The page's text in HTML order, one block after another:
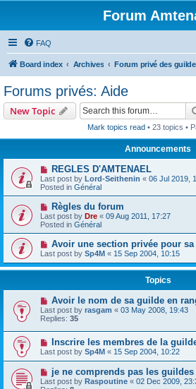
Forum
FAQ
Board index Archives Forum privé des
Forums privés: Aide
New Topic
Mark topics read• 23 topics •
Announcements
REGLES D'AMTENAEL
Last post by Lord-Seithenin « 06 Jul 2019,
Posted in Général
Règles du forum
Last post by Dre « 09 Aug 2011, 17:27
Posted in Général
Avoir une section privée pour
Last post by Sp4M « 15 Sep 2004, 10:15
Topics
Avoir le nom de sa guilde en
Last post by rasgam « 03 May 2008, 19:43
Replies: 35
Inscrire les membres de la
Last post by Sp4M « 15 Sep 2004, 10:22
je ne comprends pas les
Last post by Raspoutine « 02 Dec 2009,